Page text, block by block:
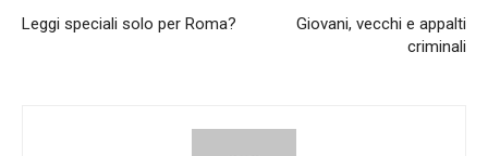
Leggi speciali solo per Roma?
Giovani, vecchi e appalti
criminali